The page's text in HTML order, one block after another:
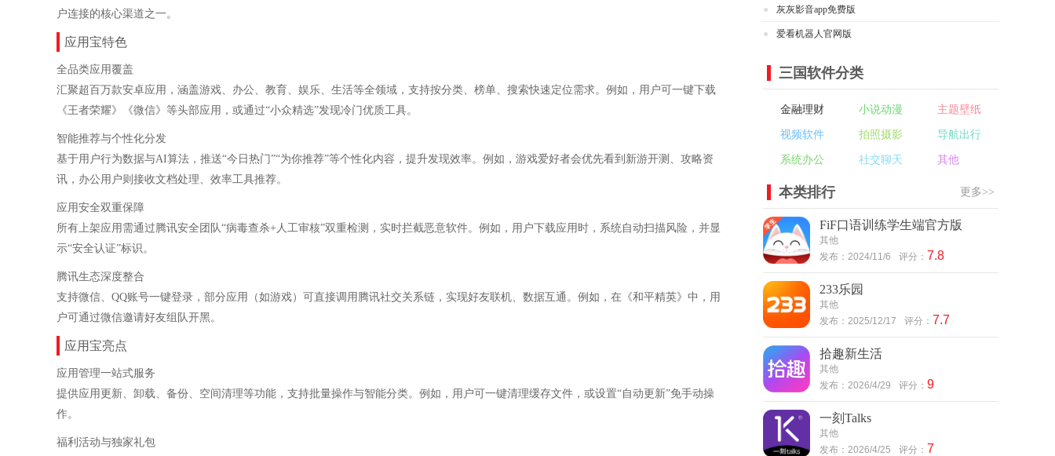
户连接的核心渠道之一。
应用宝特色
‌全品类应用覆盖‌
汇聚超百万款安卓应用，涵盖游戏、办公、教育、娱乐、生活等全领域，支持按分类、榜单、搜索快速定位需求。例如，用户可一键下载
《王者荣耀》《微信》等头部应用，或通过“小众精选”发现冷门优质工具。
‌智能推荐与个性化分发‌
基于用户行为数据与AI算法，推送“今日热门”“为你推荐”等个性化内容，提升发现效率。例如，游戏爱好者会优先看到新游开测、攻略资
讯，办公用户则接收文档处理、效率工具推荐。
‌应用安全双重保障‌
所有上架应用需通过腾讯安全团队“病毒查杀+人工审核”双重检测，实时拦截恶意软件。例如，用户下载应用时，系统自动扫描风险，并显
示“安全认证”标识。
‌腾讯生态深度整合‌
支持微信、QQ账号一键登录，部分应用（如游戏）可直接调用腾讯社交关系链，实现好友联机、数据互通。例如，在《和平精英》中，用
户可通过微信邀请好友组队开黑。
应用宝亮点
‌应用管理一站式服务‌
提供应用更新、卸载、备份、空间清理等功能，支持批量操作与智能分类。例如，用户可一键清理缓存文件，或设置“自动更新”免手动操
作。
‌福利活动与独家礼包‌
灰灰影音app免费版
爱看机器人官网版
三国软件分类
金融理财 小说动漫 主题壁纸
视频软件 拍照摄影 导航出行
系统办公 社交聊天 其他
本类排行 更多>>
FiF口语训练学生端官方版
其他
发布：2024/11/6
评分： 7.8
233乐园
其他
发布：2025/12/17
评分： 7.7
拾趣新生活
其他
发布：2026/4/29
评分： 9
一刻Talks
其他
发布：2026/4/25
评分： 7